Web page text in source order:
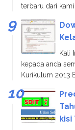
terbaru dari kami
Kali
kepada anda
Kurikulum 2013
kisi